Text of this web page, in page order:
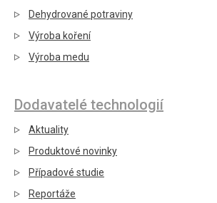
Dehydrované potraviny
Výroba koření
Výroba medu
Dodavatelé technologií
Aktuality
Produktové novinky
Případové studie
Reportáže